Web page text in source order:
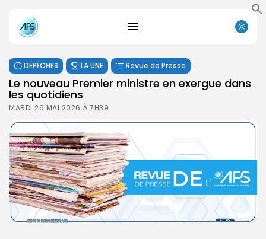
DÉPÊCHES LA UNE Revue de Presse
Le nouveau Premier ministre en exergue dans
les quotidiens
MARDI 26 MAI 2026 À 7H39